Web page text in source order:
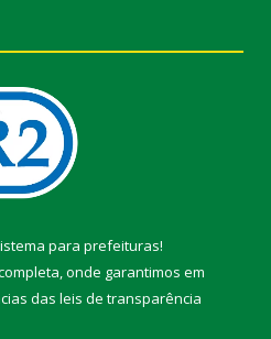
para prefeituras!
onde garantimos em
das leis de transparência